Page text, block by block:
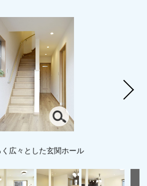
く広々とした玄関ホール